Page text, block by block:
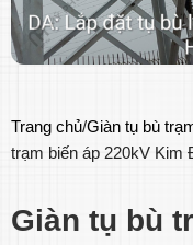
Trang chủ Giàn tụ bù
trạm biến áp 220kV Kim
Giàn tụ bù